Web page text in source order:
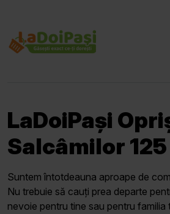
LaDoiPași
Salcâmilor 125
Suntem întotdeauna aproape de
Nu trebuie să cauți prea departe
nevoie pentru tine sau pentru familia